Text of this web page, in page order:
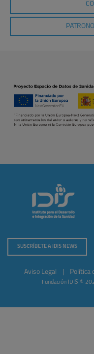
SUSCRÍBETE A IDIS NEWS
Aviso Legal Política
Fundación IDIS ©